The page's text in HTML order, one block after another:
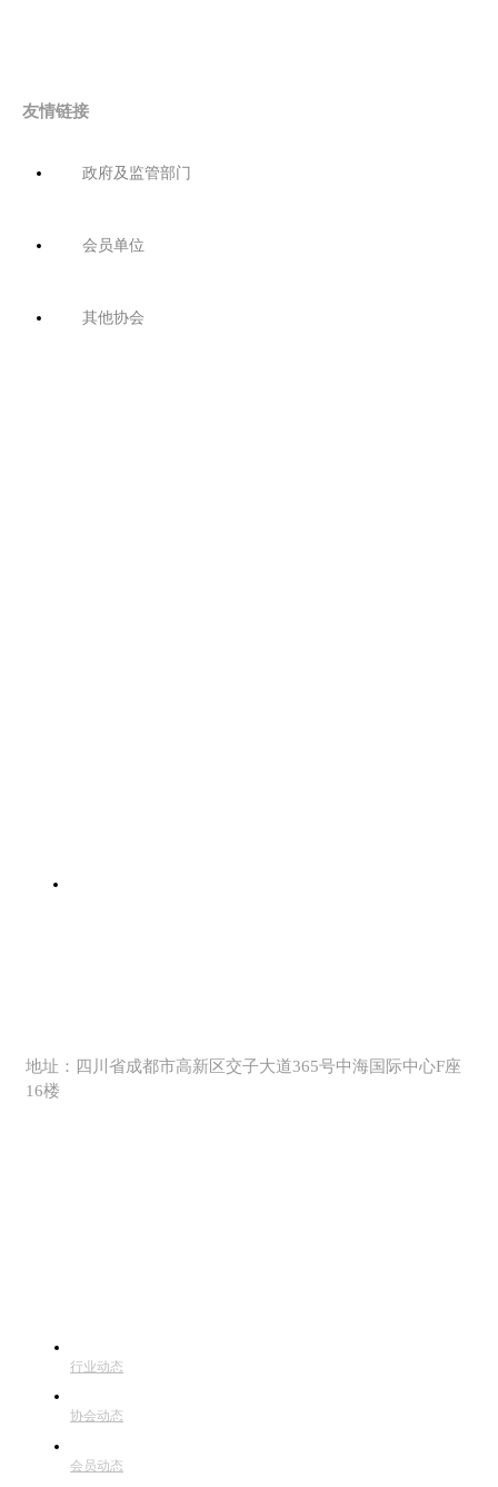
友情链接
政府及监管部门
会员单位
其他协会
地址：四川省成都市高新区交子大道365号中海国际中心F座
16楼
行业动态
协会动态
会员动态